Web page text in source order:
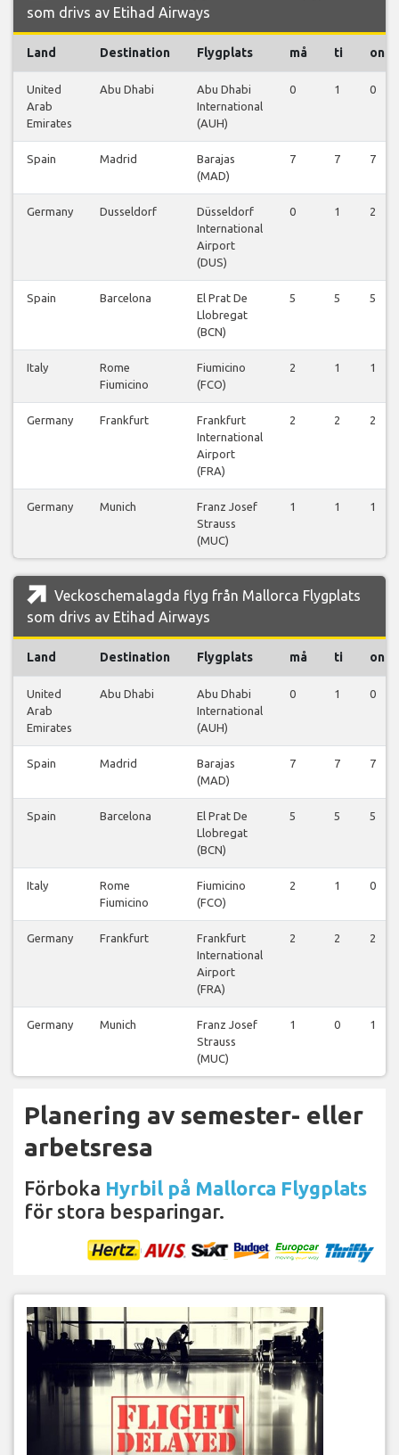
som drivs av Etihad Airways
Land Destination Flygplats må ti on
United
Arab
Emirates
Abu Dhabi
Abu Dhabi
International
(AUH)
0 1 0
Spain Madrid
Barajas
(MAD)
7 7 7
Germany Dusseldorf
Düsseldorf
International
Airport
(DUS)
0 1 2
Spain Barcelona
El Prat De
Llobregat
(BCN)
5 5 5
Italy
Rome
Fiumicino
Fiumicino
(FCO)
2 1 1
Germany Frankfurt
Frankfurt
International
Airport
(FRA)
2 2 2
Germany Munich
Franz Josef
Strauss
(MUC)
1 1 1
Veckoschemalagda flyg från Mallorca Flygplats
som drivs av Etihad Airways
Land Destination Flygplats må ti on
United
Arab
Emirates
Abu Dhabi
Abu Dhabi
International
(AUH)
0 1 0
Spain Madrid
Barajas
(MAD)
7 7 7
Spain Barcelona
El Prat De
Llobregat
(BCN)
5 5 5
Italy
Rome
Fiumicino
Fiumicino
(FCO)
2 1 0
Germany Frankfurt
Frankfurt
International
Airport
(FRA)
2 2 2
Germany Munich
Franz Josef
Strauss
(MUC)
1 0 1
Planering av semester- eller
arbetsresa
Förboka Hyrbil på Mallorca Flygplats
för stora besparingar.